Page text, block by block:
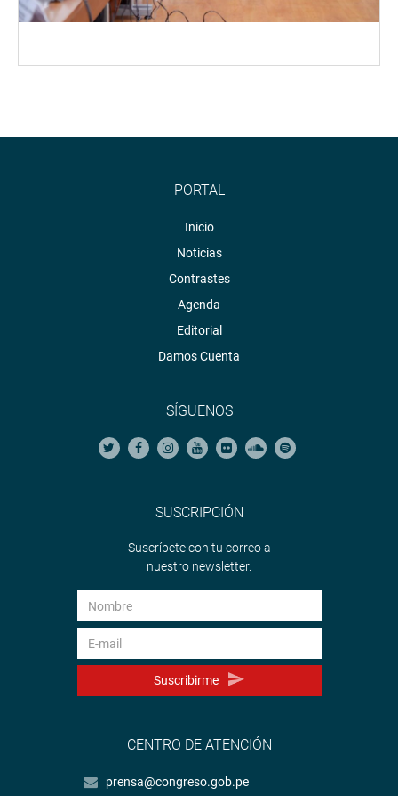
PORTAL
Inicio
Noticias
Contrastes
Agenda
Editorial
Damos Cuenta
SÍGUENOS
SUSCRIPCIÓN
Suscríbete con tu correo a
nuestro newsletter.
Suscribirme
CENTRO DE ATENCIÓN
prensa@congreso.gob.pe